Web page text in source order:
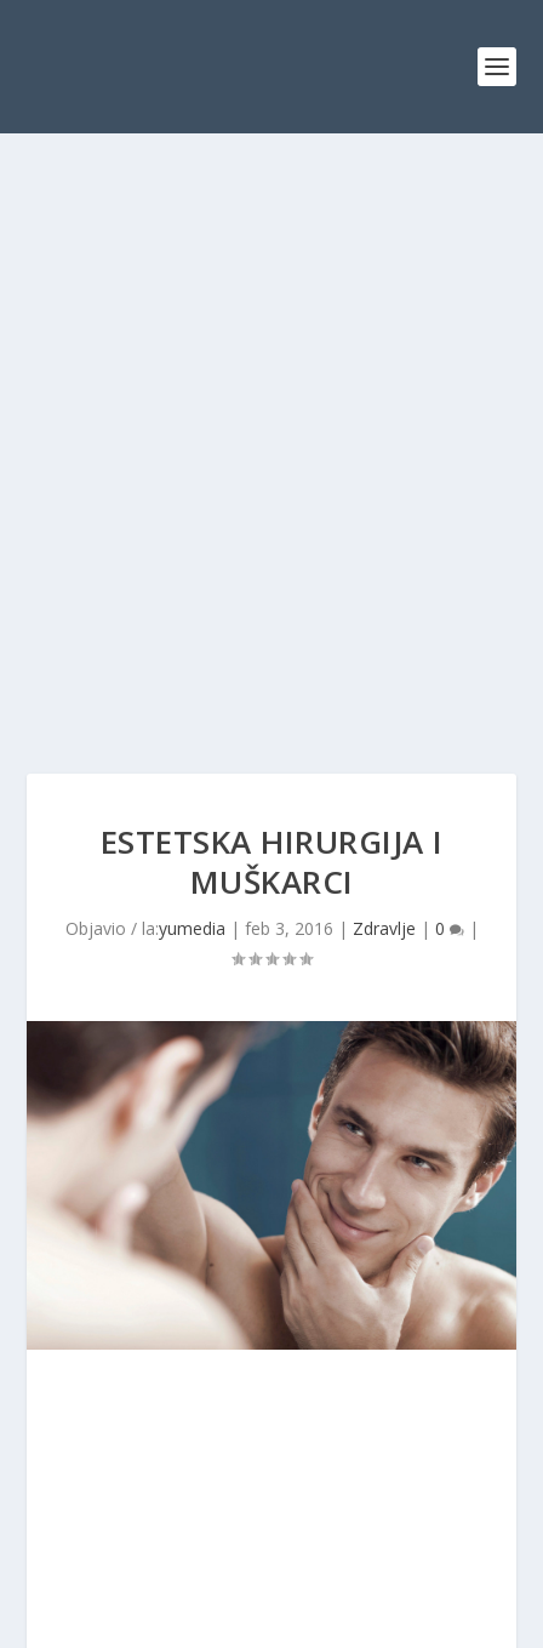
ESTETSKA HIRURGIJA I
MUŠKARCI
Objavio / la:yumedia | feb 3, 2016 | Zdravlje | 0 |